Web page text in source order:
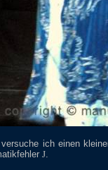
ich einen
J.